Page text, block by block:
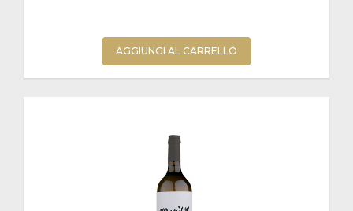
AGGIUNGI AL CARRELLO